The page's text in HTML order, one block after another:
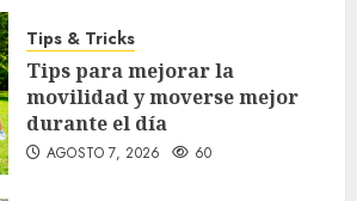
Tips & Tricks
Tips para mejorar la
movilidad y moverse mejor
durante el día
AGOSTO 7, 2026 60